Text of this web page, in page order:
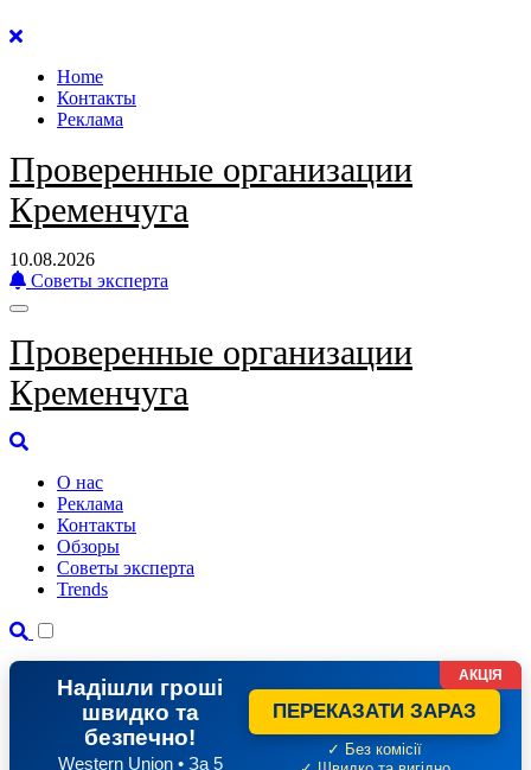
Перейти
содержанию
Home
Контакты
Реклама
Проверенные организации
Кременчуга
10.08.2026
Советы эксперта
Проверенные организации
Кременчуга
О нас
Реклама
Контакты
Обзоры
Советы эксперта
Trends
Надішли гроші
швидко та
безпечно!
Western Union • За 5
ПЕРЕКАЗАТИ ЗАРАЗ
✓ Без комісії
АКЦІЯ